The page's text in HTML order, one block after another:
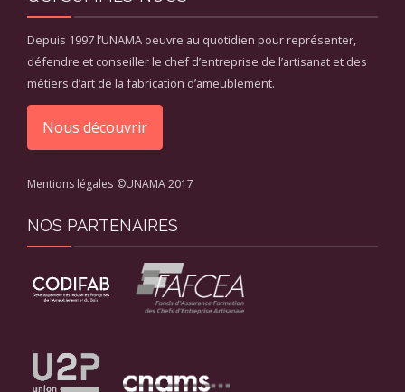
Depuis 1997 l’UNAMA oeuvre au quotidien pour représenter,
défendre et conseiller le chef d’entreprise de l’artisanat et des
métiers d’art de la fabrication d’ameublement.
Nous découvrir
Mentions légales ©UNAMA 2017
NOS PARTENAIRES